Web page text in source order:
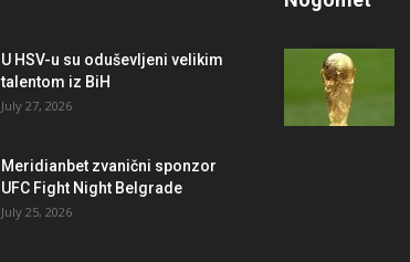
U HSV-u su oduševljeni velikim
talentom iz BiH
July 27, 2026
Meridianbet zvanični sponzor
UFC Fight Night Belgrade
July 25, 2026